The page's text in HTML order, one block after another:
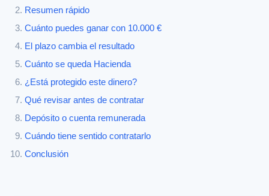
Resumen rápido
Cuánto puedes ganar con 10.000 €
El plazo cambia el resultado
Cuánto se queda Hacienda
¿Está protegido este dinero?
Qué revisar antes de contratar
Depósito o cuenta remunerada
Cuándo tiene sentido contratarlo
Conclusión